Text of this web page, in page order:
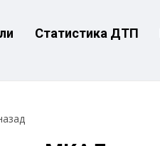
Статистика ДТП